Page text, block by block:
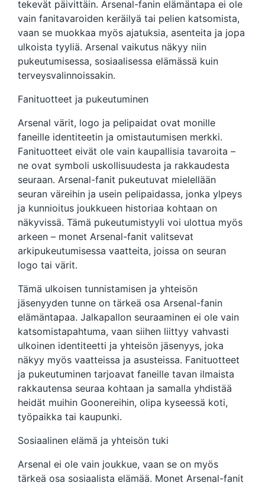
tekevät päivittäin. Arsenal-fanin elämäntapa ei ole
vain fanitavaroiden keräilyä tai pelien katsomista,
vaan se muokkaa myös ajatuksia, asenteita ja jopa
ulkoista tyyliä. Arsenal vaikutus näkyy niin
pukeutumisessa, sosiaalisessa elämässä kuin
terveysvalinnoissakin.
Fanituotteet ja pukeutuminen
Arsenal värit, logo ja pelipaidat ovat monille
faneille identiteetin ja omistautumisen merkki.
Fanituotteet eivät ole vain kaupallisia tavaroita –
ne ovat symboli uskollisuudesta ja rakkaudesta
seuraan. Arsenal-fanit pukeutuvat mielellään
seuran väreihin ja usein pelipaidassa, jonka ylpeys
ja kunnioitus joukkueen historiaa kohtaan on
näkyvissä. Tämä pukeutumistyyli voi ulottua myös
arkeen – monet Arsenal-fanit valitsevat
arkipukeutumisessa vaatteita, joissa on seuran
logo tai värit.
Tämä ulkoisen tunnistamisen ja yhteisön
jäsenyyden tunne on tärkeä osa Arsenal-fanin
elämäntapaa. Jalkapallon seuraaminen ei ole vain
katsomistapahtuma, vaan siihen liittyy vahvasti
ulkoinen identiteetti ja yhteisön jäsenyys, joka
näkyy myös vaatteissa ja asusteissa. Fanituotteet
ja pukeutuminen tarjoavat faneille tavan ilmaista
rakkautensa seuraa kohtaan ja samalla yhdistää
heidät muihin Goonereihin, olipa kyseessä koti,
työpaikka tai kaupunki.
Sosiaalinen elämä ja yhteisön tuki
Arsenal ei ole vain joukkue, vaan se on myös
tärkeä osa sosiaalista elämää. Monet Arsenal-fanit